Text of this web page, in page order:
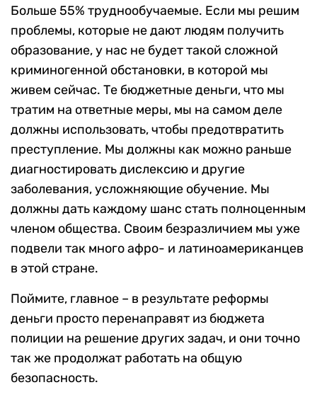
Больше 55% труднообучаемые. Если мы решим
проблемы, которые не дают людям получить
образование, у нас не будет такой сложной
криминогенной обстановки, в которой мы
живем сейчас. Те бюджетные деньги, что мы
тратим на ответные меры, мы на самом деле
должны использовать, чтобы предотвратить
преступление. Мы должны как можно раньше
диагностировать дислексию и другие
заболевания, усложняющие обучение. Мы
должны дать каждому шанс стать полноценным
членом общества. Своим безразличием мы уже
подвели так много афро- и латиноамериканцев
в этой стране.
Поймите, главное – в результате реформы
деньги просто перенаправят из бюджета
полиции на решение других задач, и они точно
так же продолжат работать на общую
безопасность.